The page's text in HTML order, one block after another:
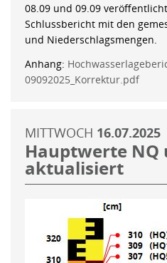
08.09 und 09.09
Schlussbericht mit den
und Niederschlagsmengen.
Anhang:
09092025_Korrektur.pdf
MITTWOCH 16.07.2025
Hauptwerte NQ
aktualisiert